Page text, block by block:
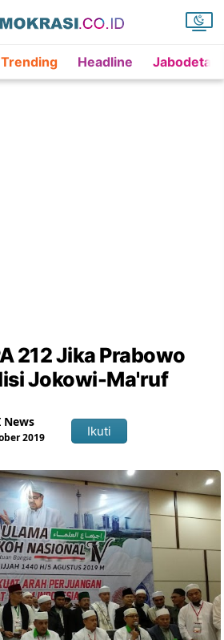
Trending Headline
212 Jika Prabowo
Jokowi-Ma'ruf
News
2019 Ikuti